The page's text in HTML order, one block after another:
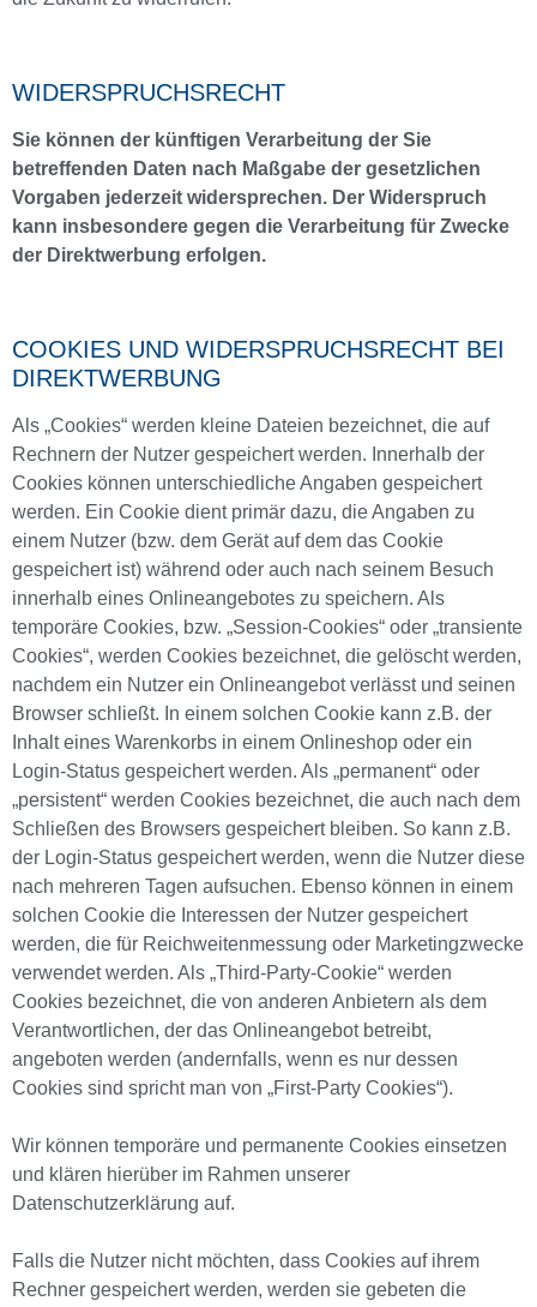
WIDERSPRUCHSRECHT
Sie können der künftigen Verarbeitung der Sie
betreffenden Daten nach Maßgabe der gesetzlichen
Vorgaben jederzeit widersprechen. Der Widerspruch
kann insbesondere gegen die Verarbeitung für Zwecke
der Direktwerbung erfolgen.
COOKIES UND WIDERSPRUCHSRECHT BEI
DIREKTWERBUNG
Als „Cookies“ werden kleine Dateien bezeichnet, die auf
Rechnern der Nutzer gespeichert werden. Innerhalb der
Cookies können unterschiedliche Angaben gespeichert
werden. Ein Cookie dient primär dazu, die Angaben zu
einem Nutzer (bzw. dem Gerät auf dem das Cookie
gespeichert ist) während oder auch nach seinem Besuch
innerhalb eines Onlineangebotes zu speichern. Als
temporäre Cookies, bzw. „Session-Cookies“ oder „transiente
Cookies“, werden Cookies bezeichnet, die gelöscht werden,
nachdem ein Nutzer ein Onlineangebot verlässt und seinen
Browser schließt. In einem solchen Cookie kann z.B. der
Inhalt eines Warenkorbs in einem Onlineshop oder ein
Login-Status gespeichert werden. Als „permanent“ oder
„persistent“ werden Cookies bezeichnet, die auch nach dem
Schließen des Browsers gespeichert bleiben. So kann z.B.
der Login-Status gespeichert werden, wenn die Nutzer diese
nach mehreren Tagen aufsuchen. Ebenso können in einem
solchen Cookie die Interessen der Nutzer gespeichert
werden, die für Reichweitenmessung oder Marketingzwecke
verwendet werden. Als „Third-Party-Cookie“ werden
Cookies bezeichnet, die von anderen Anbietern als dem
Verantwortlichen, der das Onlineangebot betreibt,
angeboten werden (andernfalls, wenn es nur dessen
Cookies sind spricht man von „First-Party Cookies“).
Wir können temporäre und permanente Cookies einsetzen
und klären hierüber im Rahmen unserer
Datenschutzerklärung auf.
Falls die Nutzer nicht möchten, dass Cookies auf ihrem
Rechner gespeichert werden, werden sie gebeten die